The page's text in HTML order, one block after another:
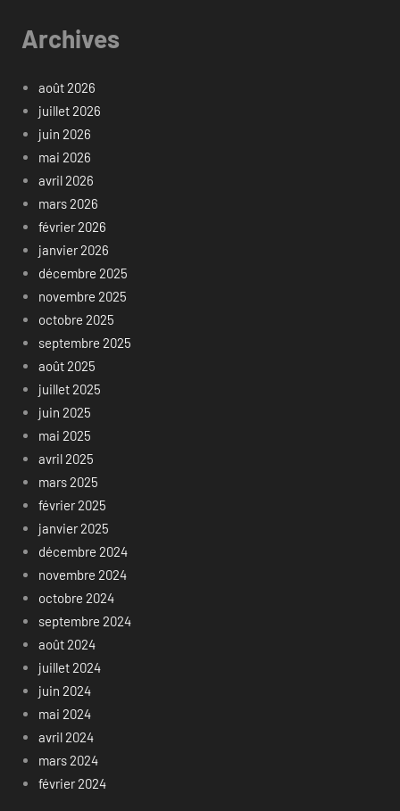
Archives
août 2026
juillet 2026
juin 2026
mai 2026
avril 2026
mars 2026
février 2026
janvier 2026
décembre 2025
novembre 2025
octobre 2025
septembre 2025
août 2025
juillet 2025
juin 2025
mai 2025
avril 2025
mars 2025
février 2025
janvier 2025
décembre 2024
novembre 2024
octobre 2024
septembre 2024
août 2024
juillet 2024
juin 2024
mai 2024
avril 2024
mars 2024
février 2024